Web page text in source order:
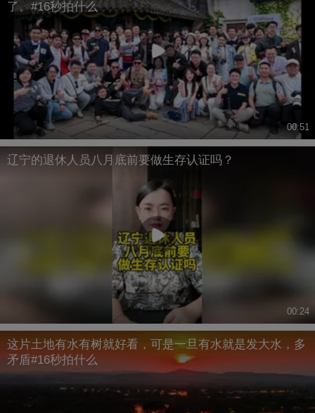
了。#16秒拍什么
00:51
辽宁的退休人员八月底前要做生存认证吗？
00:24
这片土地有水有树就好看，可是一旦有水就是发大水，多
矛盾#16秒拍什么